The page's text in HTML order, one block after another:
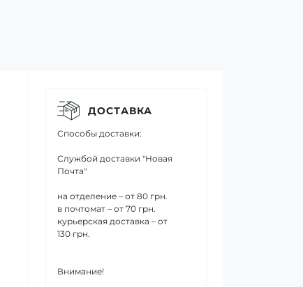
ДОСТАВКА
Способы доставки:
Службой доставки "Новая
Почта"
на отделение – от 80 грн.
в почтомат – от 70 грн.
курьерская доставка – от
130 грн.
Внимание!